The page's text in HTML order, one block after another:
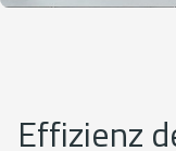
Effizienz